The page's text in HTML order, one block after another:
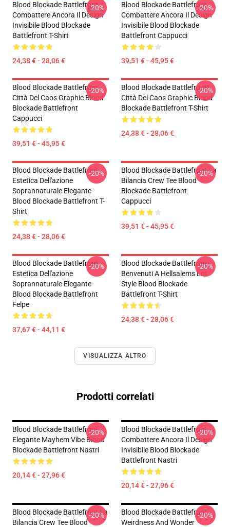
Blood Blockade Battlefront
Combattere Ancora Il Design
Invisibile Blood Blockade
Battlefront T-Shirt
24,38 € - 28,06 €
-20%
Blood Blockade Battlefront
Combattere Ancora Il Design
Invisibile Blood Blockade
Battlefront Cappucci
39,51 € - 45,95 €
-20%
Blood Blockade Battlefront
Città Del Caos Graphic Blood
Blockade Battlefront
Cappucci
39,51 € - 45,95 €
-20%
Blood Blockade Battlefront
Città Del Caos Graphic Blood
Blockade Battlefront T-Shirt
24,38 € - 28,06 €
-20%
Blood Blockade Battlefront
Estetica Dell'azione
Soprannaturale Elegante
Blood Blockade Battlefront T-
Shirt
24,38 € - 28,06 €
-20%
Blood Blockade Battlefront La
Bilancia Crew Tee Blood
Blockade Battlefront
Cappucci
39,51 € - 45,95 €
-20%
Blood Blockade Battlefront
Estetica Dell'azione
Soprannaturale Elegante
Blood Blockade Battlefront
Felpe
37,67 € - 44,11 €
-20%
Blood Blockade Battlefront
Benvenuti A Hellsalems Lot
Style Blood Blockade
Battlefront T-Shirt
24,38 € - 28,06 €
-20%
VISUALIZZA ALTRO
Prodotti correlati
Blood Blockade Battlefront
Elegante Mayhem Vibe Blood
Blockade Battlefront Nastri
20,14 € - 27,96 €
-20%
Blood Blockade Battlefront
Combattere Ancora Il Design
Invisibile Blood Blockade
Battlefront Nastri
20,14 € - 27,96 €
-20%
Blood Blockade Battlefront La
Bilancia Crew Tee Blood
-20%
Blood Blockade Battlefront
Weirdness And Wonder
-20%